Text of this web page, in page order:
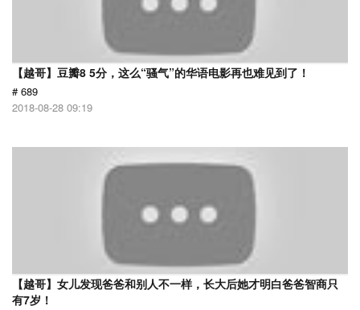
【越哥】豆瓣8 5分，这么“骚气”的华语电影再也难见到了！
# 689
2018-08-28 09:19
【越哥】女儿发现爸爸和别人不一样，长大后她才明白爸爸智商只
有7岁！